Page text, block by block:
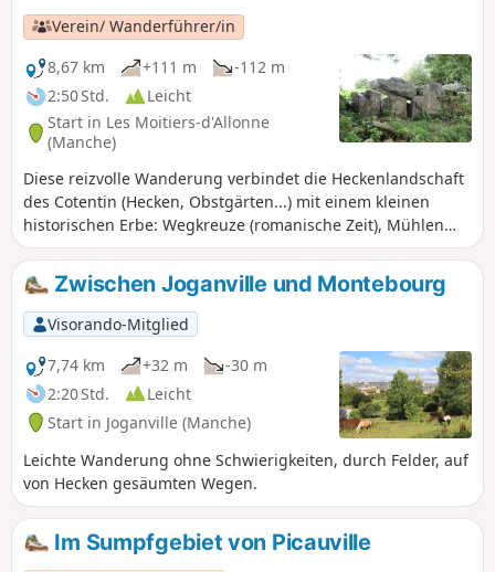
Verein/ Wanderführer/in
8,67 km
+111 m
-112 m
2:50 Std.
Leicht
Start in Les Moitiers-d'Allonne
(Manche)
Diese reizvolle Wanderung verbindet die Heckenlandschaft
des Cotentin (Hecken, Obstgärten...) mit einem kleinen
historischen Erbe: Wegkreuze (romanische Zeit), Mühlen
(19. Jahrhundert) und Hohlwege (Neolithikum). Dauer: 2,5
Stunden, nicht mehr!
Zwischen Joganville und Montebourg
Visorando-Mitglied
7,74 km
+32 m
-30 m
2:20 Std.
Leicht
Start in Joganville (Manche)
Leichte Wanderung ohne Schwierigkeiten, durch Felder, auf
von Hecken gesäumten Wegen.
Im Sumpfgebiet von Picauville